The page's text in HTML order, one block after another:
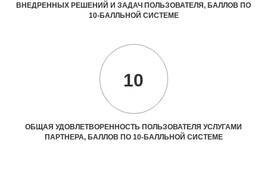
ВНЕДРЕННЫХ РЕШЕНИЙ И ЗАДАЧ ПОЛЬЗОВАТЕЛЯ, БАЛЛОВ ПО
10-БАЛЛЬНОЙ СИСТЕМЕ
10
ОБЩАЯ УДОВЛЕТВОРЕННОСТЬ ПОЛЬЗОВАТЕЛЯ УСЛУГАМИ
ПАРТНЕРА, БАЛЛОВ ПО 10-БАЛЛЬНОЙ СИСТЕМЕ